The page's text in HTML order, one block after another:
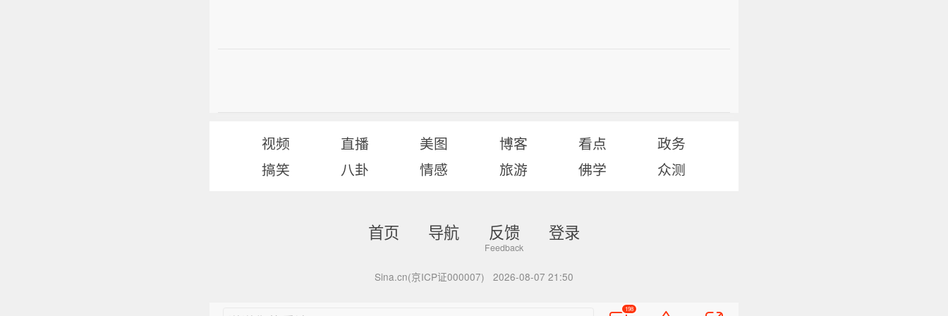
视频 直播 美图 博客 看点
政务
搞笑
八卦 情感 旅游 佛学 众测
首页 导航 反馈 登录
Sina.cn(京ICP证000007) 2026-08-07 21:50
198